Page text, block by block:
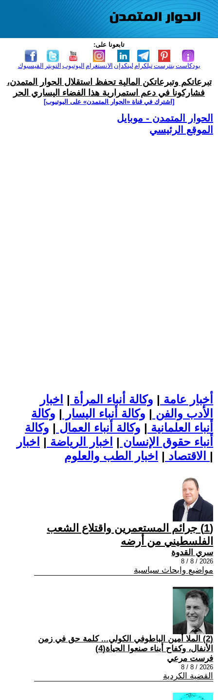
تابعونا على:
الفيسبوك التويتر اليوتيوب الانستغرام لينكدإن تيلكرامبنترست بودكاست
تبرعاتكم وتبرعاتكن المالية تحفظ استقلال الحوار المتمدن،
فشاركونا في دعم استمرارية هذا الفضاء اليساري الحر
[اشترك في قناة ‫«الحوار المتمدن» على اليوتيوب]
الحوار المتمدن - موبايل
الموقع الرئيسي
أخبار عامة | وكالة أنباء المرأة | اخبار
الأدب والفن | وكالة أنباء اليسار | وكالة
أنباء العلمانية | وكالة أنباء العمال | وكالة
أنباء حقوق الإنسان | اخبار الرياضة | اخبار
الاقتصاد | |
(1) جرائم المستعمرين واقتلاع الشعب
الفلسطيني من أرضه
سري القدوة
2026 / 8 / 8
مواضيع وابحاث سياسية
(2) الملا أمين الباطوفي الكولي... كلمة حق في زمن
الأنفال، وكفاح أبناء صنعوا الحياة(4)
فرست مرعي
2026 / 8 / 8
القضية الكردية